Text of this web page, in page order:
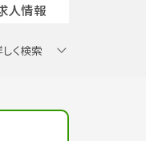
人情報
く検索